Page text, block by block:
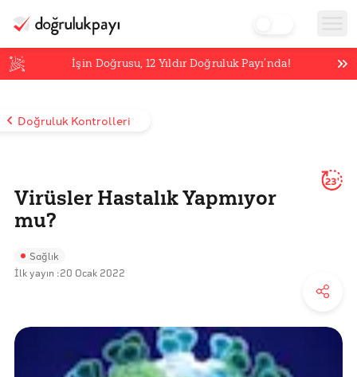
İşin Doğrusu,12 Yıldır Doğruluk Payı’nda!
Doğruluk Kontrolleri
Virüsler Hastalık Yapmıyor
mu?
23'
Sağlık
İlk yayın :20 Ocak 2022